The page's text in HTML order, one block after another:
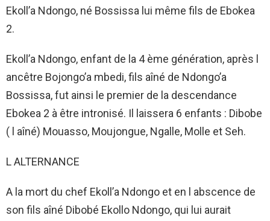
Ekoll’a Ndongo, né Bossissa lui même fils de Ebokea
2.
Ekoll’a Ndongo, enfant de la 4 ème génération, après l
ancêtre Bojongo’a mbedi, fils aîné de Ndongo’a
Bossissa, fut ainsi le premier de la descendance
Ebokea 2 à être intronisé. Il laissera 6 enfants : Dibobe
( l aîné) Mouasso, Moujongue, Ngalle, Molle et Seh.
L ALTERNANCE
A la mort du chef Ekoll’a Ndongo et en l abscence de
son fils aîné Dibobé Ekollo Ndongo, qui lui aurait